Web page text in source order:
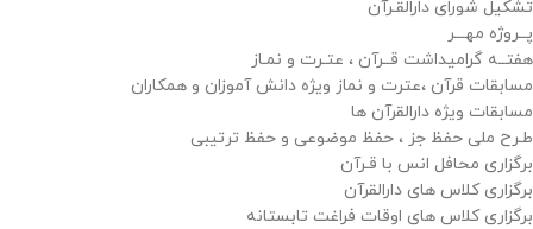
تشکیل شورای دارالقـرآن
پــروژه مهـــر
هفتــه گرامیداشت قــرآن ، عتـرت و نمـاز
مسابقات قرآن ،عترت و نماز ویژه دانش آموزان و همکاران
مسابقات ویژه دارالقرآن ها
طـرح ملی حفظ جز ، حفظ موضوعی و حفظ ترتیبی
برگزاری محافل انس با قـرآن
برگزاری کلاس های دارالقرآن
برگزاری کلاس های اوقات فراغت تابستانه